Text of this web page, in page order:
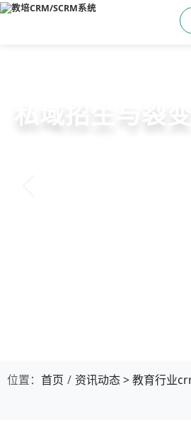
以学员为中心，打通
智能销售漏斗
精细化客户运营
私域招生与裂变
位置： 首页 资讯动态>教育行业